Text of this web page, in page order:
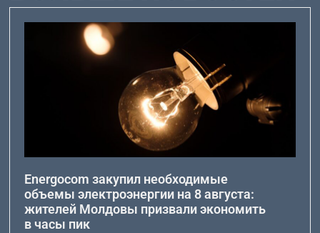
Energocom закупил необходимые
объемы электроэнергии на 8 августа:
жителей Молдовы призвали экономить
в часы пик